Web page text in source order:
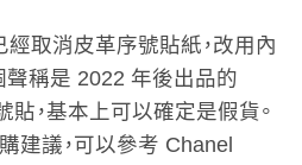
取消皮革序號貼紙，改用內
聲稱是 2022 年後出品的
，基本上可以確定是假貨。
建議，可以參考 Chanel